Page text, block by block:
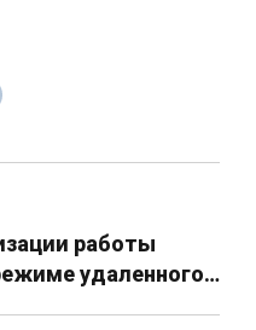
работы
удаленного